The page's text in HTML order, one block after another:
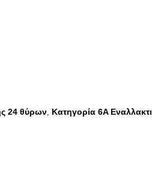
24 θύρων, Κατηγορία 6A